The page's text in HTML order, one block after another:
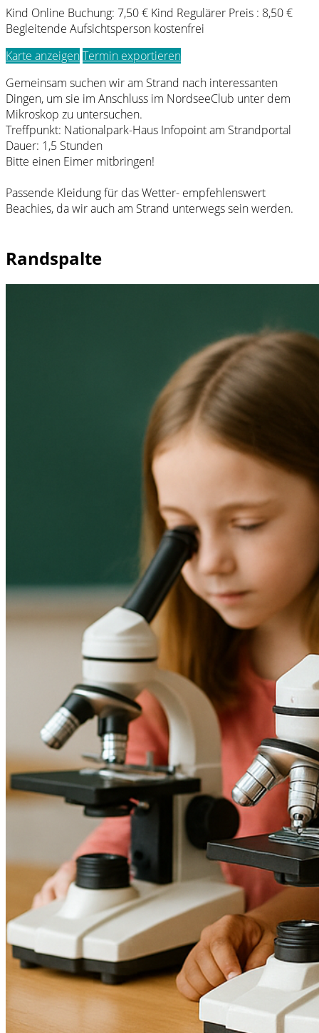
Kind Online Buchung: 7,50 € Kind Regulärer Preis : 8,50 €
Begleitende Aufsichtsperson kostenfrei
Karte anzeigenTermin exportieren
Gemeinsam suchen wir am Strand nach interessanten
Dingen, um sie im Anschluss im NordseeClub unter dem
Mikroskop zu untersuchen.
Treffpunkt: Nationalpark-Haus Infopoint am Strandportal
Dauer: 1,5 Stunden
Bitte einen Eimer mitbringen!
Passende Kleidung für das Wetter- empfehlenswert
Beachies, da wir auch am Strand unterwegs sein werden.
Randspalte